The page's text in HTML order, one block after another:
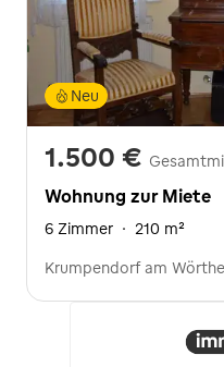
Neu
1.500 €
Wohnung zur Miete
6 Zimmer · 210 m²
Krumpendorf am